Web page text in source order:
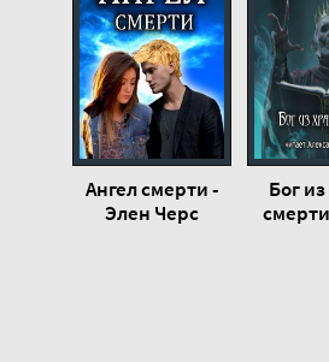
Ангел смерти -
Элен Черс
Бог